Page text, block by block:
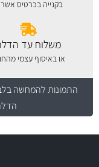
בקנייה בכרטיס
משלוח עד
או באיסוף עצמי
התמונות להמחשה